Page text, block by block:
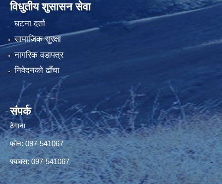
विधुतीय शुसासन सेवा
घटना दर्ता
सामाजिक सुरक्षा
नागरिक वडापत्र
निवेदनको ढाँचा
संपर्क
ठेगाना
फोन: 097-541067
फ्याक्स: 097-541067